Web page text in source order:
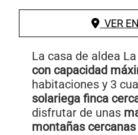
VER
La casa de aldea
con capacidad
habitaciones y 3
solariega finca
disfrutar de unas
montañas cercanas